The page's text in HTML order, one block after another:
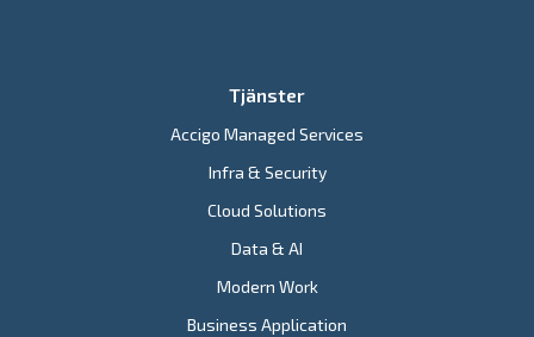
Tjänster
Accigo Managed Services
Infra & Security
Cloud Solutions
Data & AI
Modern Work
Business Application